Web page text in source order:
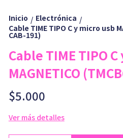
Inicio / Electrónica /
Cable TIME TIPO C y micro usb
CAB-191)
Cable TIME TIPO
MAGNETICO
$5.000
Ver más detalles